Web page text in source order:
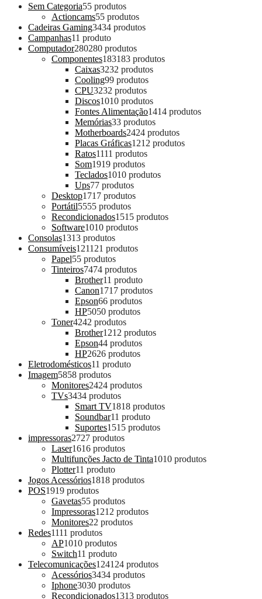
Sem Categoria55 produtos
Actioncams55 produtos
Cadeiras Gaming3434 produtos
Campanhas11 produto
Computador280280 produtos
Componentes183183 produtos
Caixas3232 produtos
Cooling99 produtos
CPU3232 produtos
Discos1010 produtos
Fontes Alimentação1414 produtos
Memórias33 produtos
Motherboards2424 produtos
Placas Gráficas1212 produtos
Ratos1111 produtos
Som1919 produtos
Teclados1010 produtos
Ups77 produtos
Desktop1717 produtos
Portátil5555 produtos
Recondicionados1515 produtos
Software1010 produtos
Consolas1313 produtos
Consumíveis121121 produtos
Papel55 produtos
Tinteiros7474 produtos
Brother11 produto
Canon1717 produtos
Epson66 produtos
HP5050 produtos
Toner4242 produtos
Brother1212 produtos
Epson44 produtos
HP2626 produtos
Eletrodomésticos11 produto
Imagem5858 produtos
Monitores2424 produtos
TVs3434 produtos
Smart TV1818 produtos
Soundbar11 produto
Suportes1515 produtos
impressoras2727 produtos
Laser1616 produtos
Multifunções Jacto de Tinta1010 produtos
Plotter11 produto
Jogos Acessórios1818 produtos
POS1919 produtos
Gavetas55 produtos
Impressoras1212 produtos
Monitores22 produtos
Redes1111 produtos
AP1010 produtos
Switch11 produto
Telecomunicações124124 produtos
Acessórios3434 produtos
Iphone3030 produtos
Recondicionados1313 produtos